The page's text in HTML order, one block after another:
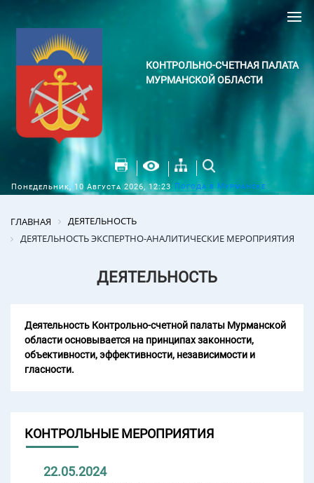
КОНТРОЛЬНО-СЧЕТНАЯ ПАЛАТА
МУРМАНСКОЙ ОБЛАСТИ
Понедельник, 10 Августа 2026, 12:23 Погода в Мурманске
ГЛАВНАЯ
ДЕЯТЕЛЬНОСТЬ
ДЕЯТЕЛЬНОСТЬ ЭКСПЕРТНО-АНАЛИТИЧЕСКИЕ МЕРОПРИЯТИЯ
ДЕЯТЕЛЬНОСТЬ
Деятельность Контрольно-счетной палаты Мурманской
области основывается на принципах законности,
объективности, эффективности, независимости и
гласности.
КОНТРОЛЬНЫЕ МЕРОПРИЯТИЯ
22.05.2024